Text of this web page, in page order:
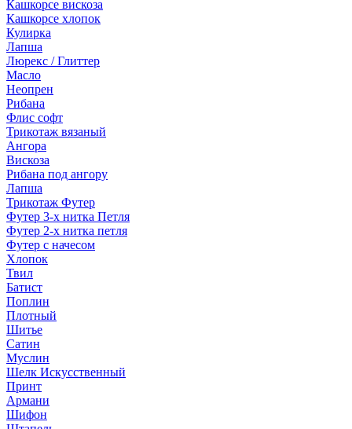
Кашкорсе вискоза
Кашкорсе хлопок
Кулирка
Лапша
Люрекс / Глиттер
Масло
Неопрен
Рибана
Флис софт
Трикотаж вязаный
Ангора
Вискоза
Рибана под ангору
Лапша
Трикотаж Футер
Футер 3-х нитка Петля
Футер 2-х нитка петля
Футер с начесом
Хлопок
Твил
Батист
Поплин
Плотный
Шитье
Сатин
Муслин
Шелк Искусственный
Принт
Армани
Шифон